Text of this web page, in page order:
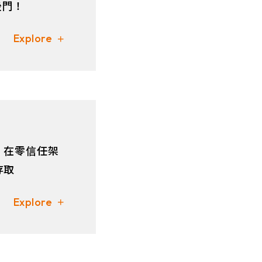
！
Explore
零信任架
取
Explore